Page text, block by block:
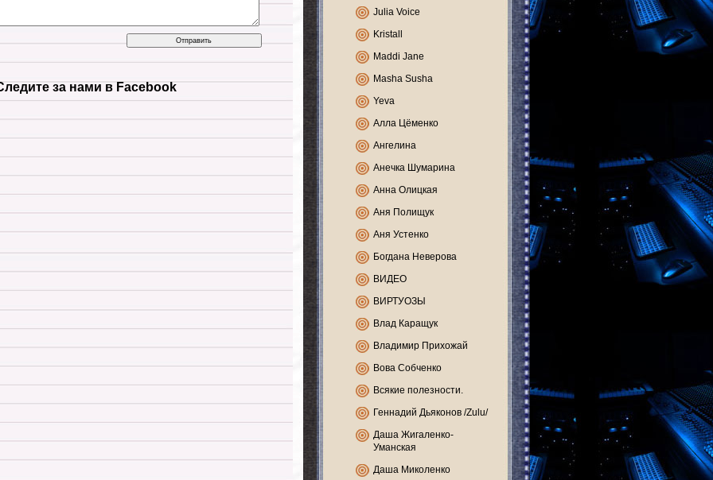
за нами в Facebook
Julia Voice
Kristall
Maddi Jane
Masha Susha
Yeva
Алла Цёменко
Ангелина
Анечка Шумарина
Анна Олицкая
Аня Полищук
Аня Устенко
Богдана Неверова
ВИДЕО
ВИРТУОЗЫ
Влад Каращук
Владимир Прихожай
Вова Собченко
Всякие полезности.
Геннадий Дьяконов /Zulu/
Даша Жигаленко-
Уманская
Даша Миколенко